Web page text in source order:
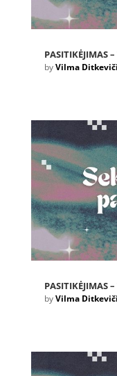
PASITIKĖJIMAS
byVilma
PASITIKĖJIMAS
byVilma